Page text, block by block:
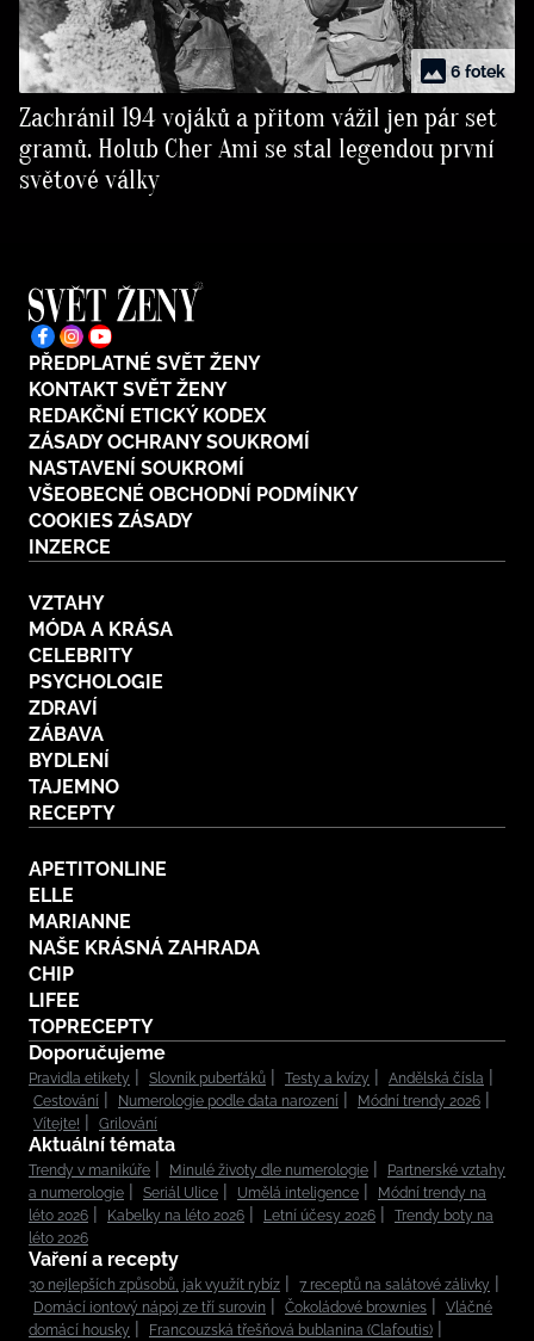
6 fotek
Zachránil 194 vojáků a přitom vážil jen pár set
gramů. Holub Cher Ami se stal legendou první
světové války
PŘEDPLATNÉ SVĚT ŽENY
KONTAKT SVĚT ŽENY
REDAKČNÍ ETICKÝ KODEX
ZÁSADY OCHRANY SOUKROMÍ
NASTAVENÍ SOUKROMÍ
VŠEOBECNÉ OBCHODNÍ PODMÍNKY
COOKIES ZÁSADY
INZERCE
VZTAHY
MÓDA A KRÁSA
CELEBRITY
PSYCHOLOGIE
ZDRAVÍ
ZÁBAVA
BYDLENÍ
TAJEMNO
RECEPTY
APETITONLINE
ELLE
MARIANNE
NAŠE KRÁSNÁ ZAHRADA
CHIP
LIFEE
TOPRECEPTY
Doporučujeme
Pravidla etikety Slovník puberťáků Testy a kvízy
Andělská čísla
Cestování
Numerologie podle data narození
Módní trendy 2026
Vítejte!
Grilování
Aktuální témata
Trendy v manikúře Minulé životy dle numerologie
Partnerské vztahy
a numerologie
Seriál Ulice Umělá inteligence
Módní trendy na
léto 2026
Kabelky na léto 2026 Letní účesy 2026
Trendy boty na
léto 2026
Vaření a recepty
30 nejlepších způsobů, jak využít rybíz
7 receptů na salátové zálivky
Domácí iontový nápoj ze tří surovin
Čokoládové brownies
Vláčné
domácí housky
Francouzská třešňová bublanina (Clafoutis)